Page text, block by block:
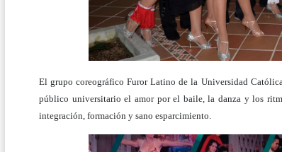
El grupo coreográfico Furor Latino de la Universidad
público universitario el amor por el baile, la danza y los
integración, formación y sano esparcimiento.